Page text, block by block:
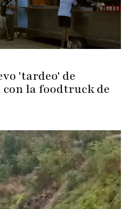
'tardeo' de
la foodtruck de